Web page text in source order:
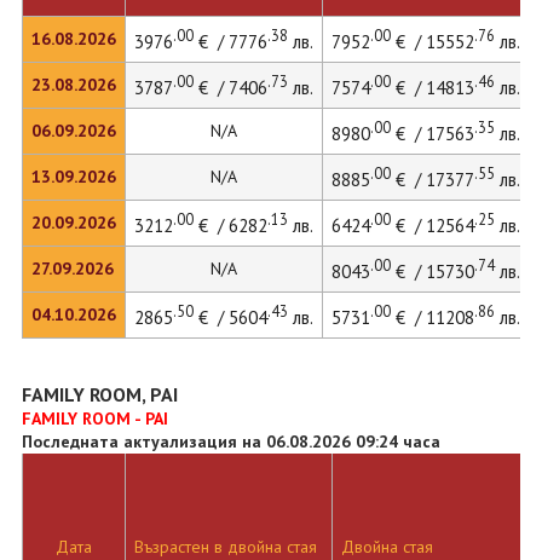
16.08.2026
23.08.2026
06.09.2026
13.09.2026
20.09.2026
27.09.2026
04.10.2026
3976.00€ / 7776.38 лв. 7952.00€ / 15552.76 лв.
3787.00€ / 7406.73 лв. 7574.00€ / 14813.46 лв.
N/A 8980.00€ / 17563.35 лв.
N/A 8885.00€ / 17377.55 лв.
3212.00€ / 6282.13 лв. 6424.00€ / 12564.25 лв.
N/A 8043.00€ / 15730.74лв.
2865.50€ / 5604.43 лв. 5731.00€ / 11208.86 лв.
FAMILY ROOM, PAI
FAMILY ROOM - PAI
Последната актуализация на 06.08.2026 09:24 часа
Дата Възрастен в двойна стая Двойна стая